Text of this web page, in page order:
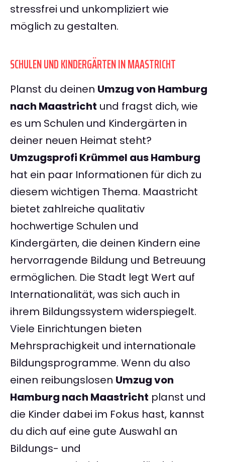
stressfrei und unkompliziert wie
möglich zu gestalten.
SCHULEN UND KINDERGÄRTEN IN MAASTRICHT
Planst du deinen Umzug von Hamburg
nach Maastricht und fragst dich, wie
es um Schulen und Kindergärten in
deiner neuen Heimat steht?
Umzugsprofi Krümmel aus Hamburg
hat ein paar Informationen für dich zu
diesem wichtigen Thema. Maastricht
bietet zahlreiche qualitativ
hochwertige Schulen und
Kindergärten, die deinen Kindern eine
hervorragende Bildung und Betreuung
ermöglichen. Die Stadt legt Wert auf
Internationalität, was sich auch in
ihrem Bildungssystem widerspiegelt.
Viele Einrichtungen bieten
Mehrsprachigkeit und internationale
Bildungsprogramme. Wenn du also
einen reibungslosen Umzug von
Hamburg nach Maastricht planst und
die Kinder dabei im Fokus hast, kannst
du dich auf eine gute Auswahl an
Bildungs- und